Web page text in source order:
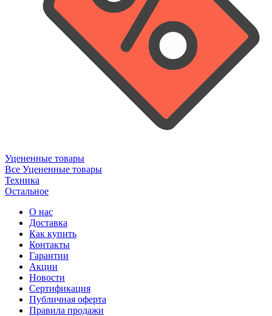
Уцененные товары
Все Уцененные товары
Техника
Остальное
О нас
Доставка
Как купить
Контакты
Гарантии
Акции
Новости
Cертификация
Публичная оферта
Правила продажи